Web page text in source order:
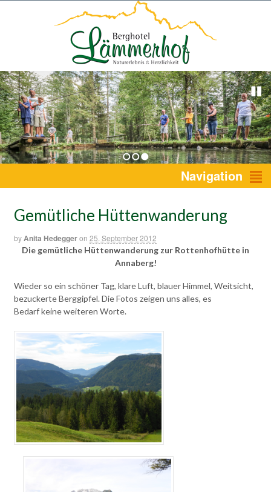
1 2 3 Navigation
Gemütliche Hüttenwanderung
byAnita Hedeggeron 25. September 2012
Die gemütliche Hüttenwanderung zur Rottenhofhütte in
Annaberg!
Wieder so ein schöner Tag, klare Luft, blauer Himmel, Weitsicht,
bezuckerte Berggipfel. Die Fotos zeigen uns alles, es
Bedarf keine weiteren Worte.